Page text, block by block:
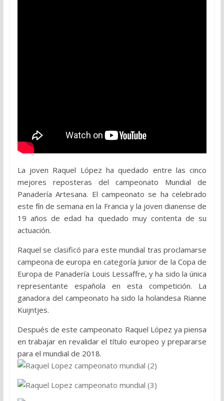
La joven Raquel López ha quedado entre las cinco
mejores reposteras del campeonato Mundial de
Panadería Artesana. El campeonato se ha celebrado
este fín de semana en la Francia y la joven dianense de
19 años de edad ha quedado muy contenta de su
actuación.
Raquel se clasificó para este mundial tras proclamarse
campeona de europa en categoría Junior de la Copa de
Europa de Panadería Louis Lessaffre, y ha sido la única
representante española en esta competición. La
ganadora del campeonato ha sido la holandesa Rianne
Kuijntjes.
Después de este campeonato Raquel López ya piensa
en trabajar en revalidar el título europeo y prepararse
para el mundial de 2018.